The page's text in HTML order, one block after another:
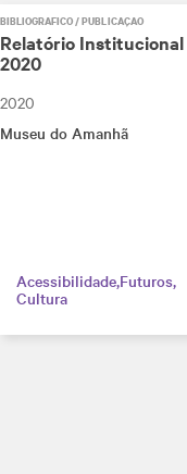
BIBLIOGRÁFICO / PUBLICAÇÃO
Relatório Institucional
2020
2020
Museu do Amanhã
AcessibilidadeFuturos
Cultura